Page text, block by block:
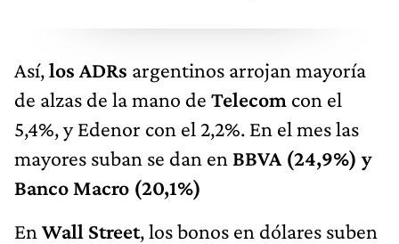
Así,los ADRs argentinos arrojan mayoría
de alzas de la mano de Telecom con el
5,4%, y Edenor con el 2,2%. En el mes las
mayores suban se dan en BBVA (24,9%) y
Banco Macro (20,1%)
En Wall Street, los bonos en dólares suben